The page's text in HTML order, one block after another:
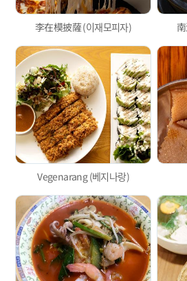
李在模披薩 (이재모피자)
Vegenarang (베지나랑)